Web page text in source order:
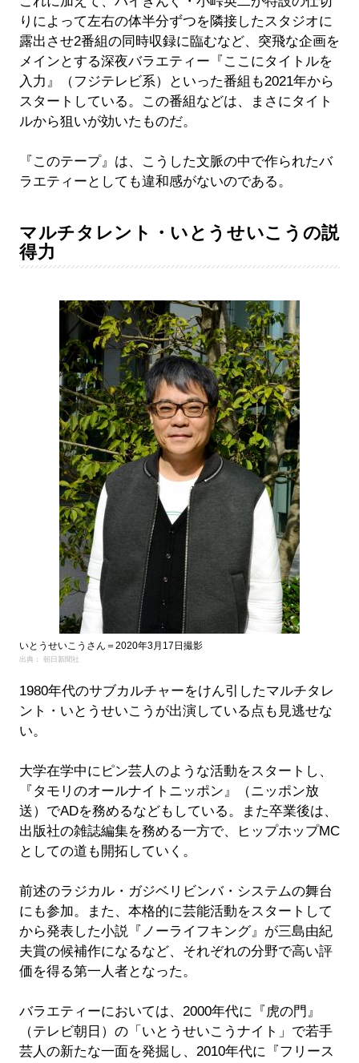
りによって左右の体半分ずつを隣接したスタジオに
露出させ2番組の同時収録に臨むなど、突飛な企画を
メインとする深夜バラエティー『ここにタイトルを
入力』（フジテレビ系）といった番組も2021年から
スタートしている。この番組などは、まさにタイト
ルから狙いが効いたものだ。
『このテープ』は、こうした文脈の中で作られたバ
ラエティーとしても違和感がないのである。
マルチタレント・いとうせいこうの説
得力
いとうせいこうさん＝2020年3月17日撮影
出典： 朝日新聞社
1980年代のサブカルチャーをけん引したマルチタレ
ント・いとうせいこうが出演している点も見逃せな
い。
大学在学中にピン芸人のような活動をスタートし、
『タモリのオールナイトニッポン』（ニッポン放
送）でADを務めるなどもしている。また卒業後は、
出版社の雑誌編集を務める一方で、ヒップホップMC
としての道も開拓していく。
前述のラジカル・ガジベリビンバ・システムの舞台
にも参加。また、本格的に芸能活動をスタートして
から発表した小説『ノーライフキング』が三島由紀
夫賞の候補作になるなど、それぞれの分野で高い評
価を得る第一人者となった。
バラエティーにおいては、2000年代に『虎の門』
（テレビ朝日）の「いとうせいこうナイト」で若手
芸人の新たな一面を発掘し、2010年代に『フリース